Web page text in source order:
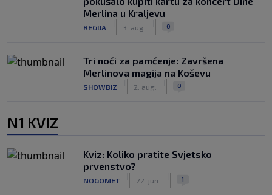
Merlina u Kraljevu
REGIJA 3. aug. 0
Tri noći za pamćenje: Završena
Merlinova magija na Koševu
SHOWBIZ 2. aug. 0
N1 KVIZ
Kviz: Koliko pratite Svjetsko
prvenstvo?
NOGOMET 22. jun. 1